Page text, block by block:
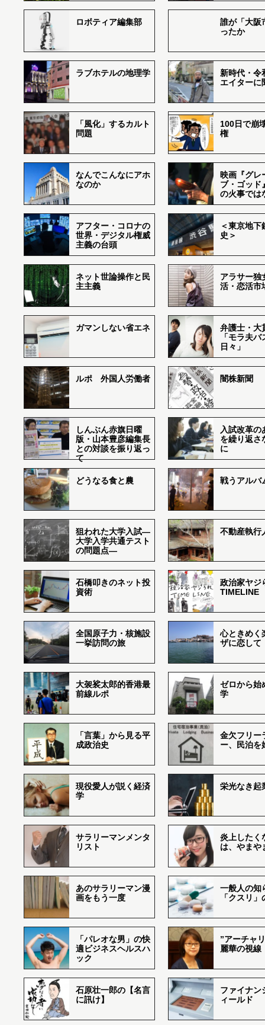
ロボティア編集部
誰が「大阪
ったか
ラブホテルの地理学
新時代・令
エイターに
「風化」するカルト
問題
100日で崩
権
なんでこんなにアホ
なのか
映画『グレ
ブ・ゴッド
の火事では
アフター・コロナの
世界・デジタル権威
主義の台頭
＜東京地下
史＞
ネット世論操作と民
主主義
アラサー独
活・恋活市
ガマンしない省エネ
弁護士・大
「モラ夫
日々」
ルポ 外国人労働者 闇株新聞
しんぶん赤旗日曜
版・山本豊彦編集長
との対談を振り返っ
て
入試改革の
を繰り返さ
に
どうなる食と農 戦うアルバ
狙われた大学入試―
大学入学共通テスト
の問題点―
不動産執行
石橋叩きのネット投
資術
政治家ヤジ
TIMELINE
全国原子力・核施設
一挙訪問の旅
心ときめく
ザに恋して
大袈裟太郎的香港最
前線ルポ
ゼロから始
学
「言葉」から見る平
成政治史
金欠フリー
ー、民泊を
現役愛人が説く経済
学
栄光なき起
サラリーマンメンタ
リスト
炎上したく
は、やまや
あのサラリーマン漫
画をもう一度
一般人の知
「クスリ
「パレオな男」の快
適ビジネスヘルスハ
ック
”アーチャ
麗華の視線
石原壮一郎の【名言
に訊け】
ファイナン
ィールド